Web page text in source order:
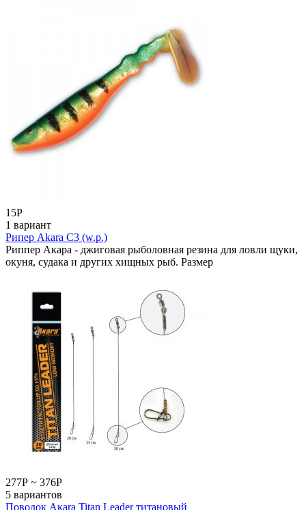
15Р
1 вариант
Рипер Akara C3 (w.p.)
Риппер Акара - джиговая рыболовная резина для ловли щуки,
окуня, судака и других хищных рыб. Размер
277Р ~ 376Р
5 вариантов
Поводок Акаrа Titan Leader титановый